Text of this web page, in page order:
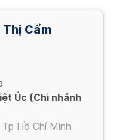
Thị Cẩm
Úc (Chi nhánh
Hồ Chí Minh